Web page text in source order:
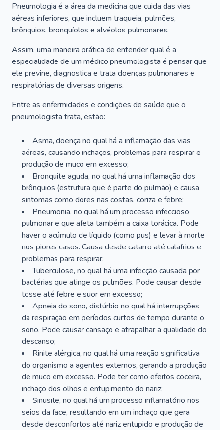
Pneumologia é a área da medicina que cuida das vias
aéreas inferiores, que incluem traqueia, pulmões,
brônquios, bronquíolos e alvéolos pulmonares.
Assim, uma maneira prática de entender qual é a
especialidade de um médico pneumologista é pensar que
ele previne, diagnostica e trata doenças pulmonares e
respiratórias de diversas origens.
Entre as enfermidades e condições de saúde que o
pneumologista trata, estão:
Asma, doença no qual há a inflamação das vias
aéreas, causando inchaços, problemas para respirar e
produção de muco em excesso;
Bronquite aguda, no qual há uma inflamação dos
brônquios (estrutura que é parte do pulmão) e causa
sintomas como dores nas costas, coriza e febre;
Pneumonia, no qual há um processo infeccioso
pulmonar e que afeta também a caixa torácica. Pode
haver o acúmulo de líquido (como pus) e levar à morte
nos piores casos. Causa desde catarro até calafrios e
problemas para respirar;
Tuberculose, no qual há uma infecção causada por
bactérias que atinge os pulmões. Pode causar desde
tosse até febre e suor em excesso;
Apneia do sono, distúrbio no qual há interrupções
da respiração em períodos curtos de tempo durante o
sono. Pode causar cansaço e atrapalhar a qualidade do
descanso;
Rinite alérgica, no qual há uma reação significativa
do organismo a agentes externos, gerando a produção
de muco em excesso. Pode ter como efeitos coceira,
inchaço dos olhos e entupimento do nariz;
Sinusite, no qual há um processo inflamatório nos
seios da face, resultando em um inchaço que gera
desde desconfortos até nariz entupido e produção de